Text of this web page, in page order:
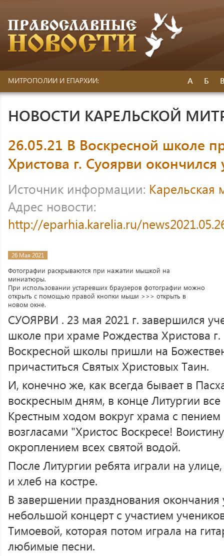
МИТРОПОЛИИ И ЕПАРХИИ: А Б
НОВОСТИ КАРЕЛЬСКОЙ
26.05.21 В Воскресной школе
Христова г. Суоярви
Источник информации: Карельская
Адрес новости:
http://eparhia.karelia.ru/
26 Мая 2021
Фотографии раскрываются при нажатии мышкой на
миниатюры.
При использовании устаревших браузеров фотографии можно
открыть с помощью правой кнопки мыши >>> открыть в
новом окне.
СУОЯРВИ . 23 мая 2021 г. завершился
школе при храме Рождества Христова
Воскресной школы пришли на
причаститься Святых Христовых Таин.
И, конечно же, как всегда бывает в
воскресным дням, в конце Литургии
Крестным ходом вокруг храма с пением
возгласами "Христос Воскресе!
окроплением всех святой водой.
После Литургии ребята играли на
и хлеб на костре.
В завершении празднования окончания
небольшой концерт с участием
Тимоевой, которая потом играла на
любимые песни.